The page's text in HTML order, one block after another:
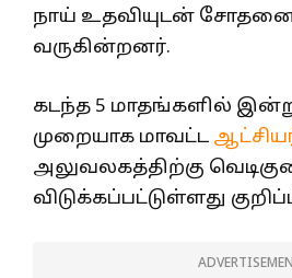
நாய் உதவியுடன் சோதனை
வருகின்றனர்.
கடந்த 5 மாதங்களில்
முறையாக மாவட்ட
அலுவலகத்திற்கு
விடுக்கப்பட்டுள்ளது